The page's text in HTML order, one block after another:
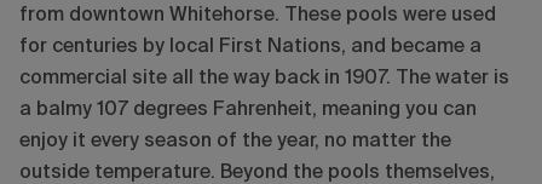
from downtown Whitehorse. These pools were used
for centuries by local First Nations, and became a
commercial site all the way back in 1907. The water is
a balmy 107 degrees Fahrenheit, meaning you can
enjoy it every season of the year, no matter the
outside temperature. Beyond the pools themselves,